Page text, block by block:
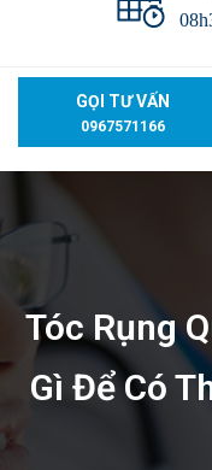
GỌI TƯ VẤN
0967571166
Tóc Rụng
Gì Để Có